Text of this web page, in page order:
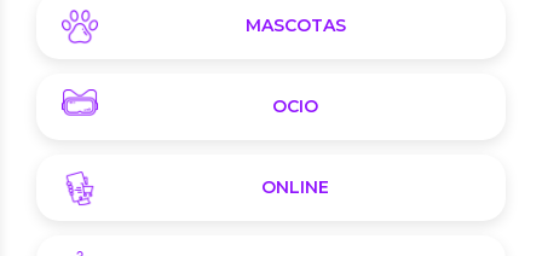
MASCOTAS
OCIO
ONLINE